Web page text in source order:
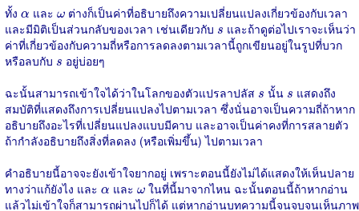
ทั้ง α
α และ ω
ω ต่างก็เป็นค่าที่อธิบายถึงความเปลี่ยนแปลงเกี่ยวข้องกับเวลา
และมีมิติเป็นส่วนกลับของเวลา เช่นเดียวกับ s
s และถ้าดูต่อไปเราจะเห็นว่า
ค่าที่เกี่ยวข้องกับความถี่หรือการลดลงตามเวลานี้ถูกเขียนอยู่ในรูปที่บวก
หรือลบกับ s
s อยู่บ่อยๆ
ฉะนั้นสามารถเข้าใจได้ว่าในโลกของตัวแปรลาปลัส s
s นั้น s
s แสดงถึง
สมบัติที่แสดงถึงการเปลี่ยนแปลงไปตามเวลา ซึ่งนั่นอาจเป็นความถี่ถ้าหาก
อธิบายถึงอะไรที่เปลี่ยนแปลงแบบมีคาบ และอาจเป็นค่าคงที่การสลายตัว
ถ้ากำลังอธิบายถึงสิ่งที่ลดลง (หรือเพิ่มขึ้น) ไปตามเวลา
คำอธิบายนี้อาจจะยังเข้าใจยากอยู่ เพราะตอนนี้ยังไม่ได้แสดงให้เห็นปลาย
ทางว่าแก้ยังไง และ α
α และ ω
ω ในที่นี้มาจากไหน ฉะนั้นตอนนี้ถ้าหากอ่าน
แล้วไม่เข้าใจก็สามารถผ่านไปก็ได้ แต่หากอ่านบทความนี้จนจบจนเห็นภาพ